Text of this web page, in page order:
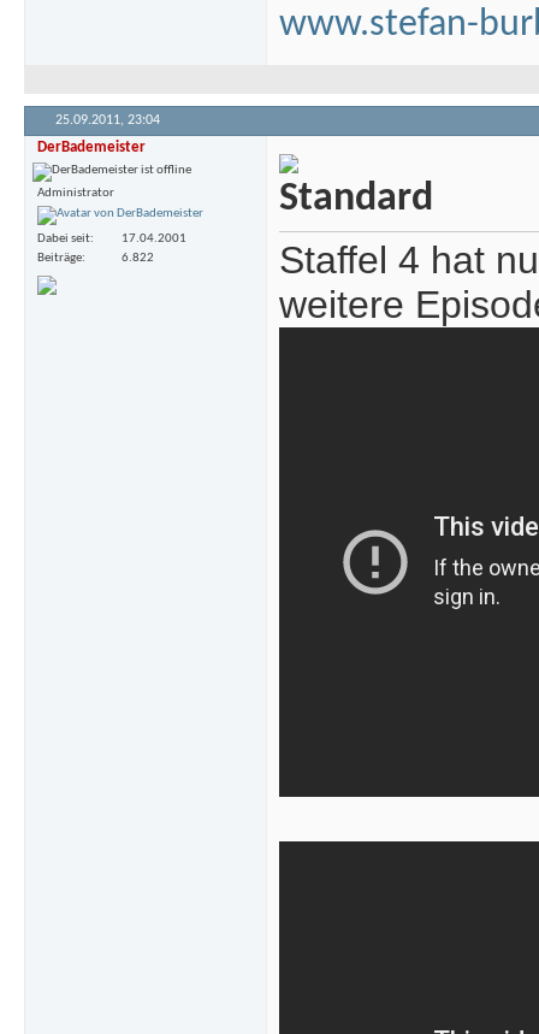
www.stefan-
25.09.2011, 23:04
DerBademeister
Administrator
Dabei seit
17.04.2001
Beiträge
6.822
Staffel 4 hat
weitere